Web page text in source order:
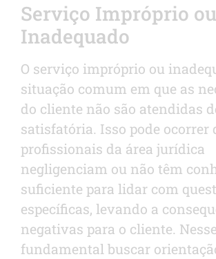
Serviço Impróprio ou
Inadequado
O serviço impróprio ou
situação comum em que as
do cliente não são atendidas
satisfatória. Isso pode ocorrer
profissionais da área jurídica
negligenciam ou não têm
suficiente para lidar com
específicas, levando a
negativas para o cliente.
fundamental buscar